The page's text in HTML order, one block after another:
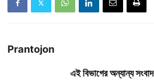
Prantojon
এই বিভাগের অন্যান্য সংবাদ